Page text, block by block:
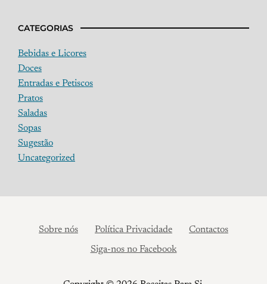
CATEGORIAS
Bebidas e Licores
Doces
Entradas e Petiscos
Pratos
Saladas
Sopas
Sugestão
Uncategorized
Sobre nós Política Privacidade Contactos
Siga-nos no Facebook